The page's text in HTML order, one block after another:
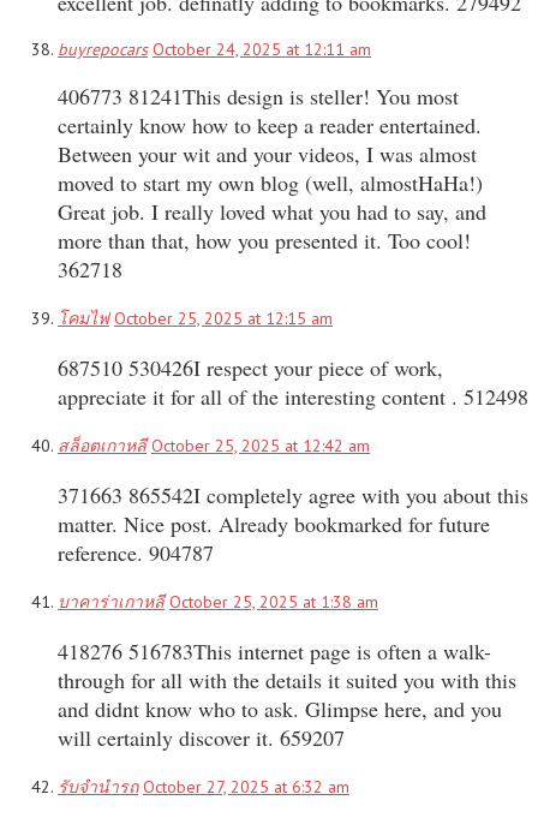
buyrepocars October 24, 2025 at 12:11 am
406773 81241This design is steller! You most
certainly know how to keep a reader entertained.
Between your wit and your videos, I was almost
moved to start my own blog (well, almostHaHa!)
Great job. I really loved what you had to say, and
more than that, how you presented it. Too cool!
362718
โคมไฟ October 25, 2025 at 12:15 am
687510 530426I respect your piece of work,
appreciate it for all of the interesting content . 512498
สล็อตเกาหลี October 25, 2025 at 12:42 am
371663 865542I completely agree with you about this
matter. Nice post. Already bookmarked for future
reference. 904787
บาคาร่าเกาหลี October 25, 2025 at 1:38 am
418276 516783This internet page is often a walk-
through for all with the details it suited you with this
and didnt know who to ask. Glimpse here, and you
will certainly discover it. 659207
รับจำนำรถ October 27, 2025 at 6:32 am